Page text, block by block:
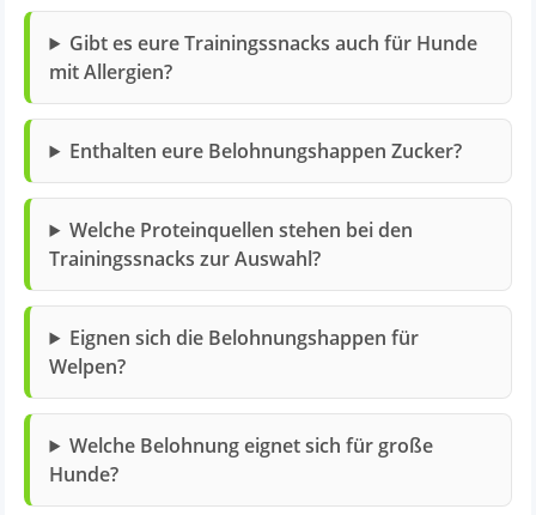
Gibt es eure Trainingssnacks auch für Hunde
mit Allergien?
Enthalten eure Belohnungshappen Zucker?
Welche Proteinquellen stehen bei den
Trainingssnacks zur Auswahl?
Eignen sich die Belohnungshappen für
Welpen?
Welche Belohnung eignet sich für große
Hunde?